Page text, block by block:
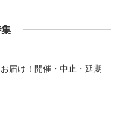
届け！開催・中止・延期